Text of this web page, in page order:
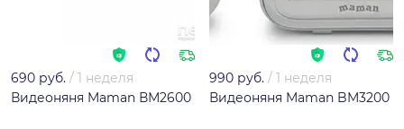
690 руб. / 1 неделя
Видеоняня Maman ВМ2600
990 руб. / 1 неделя
Видеоняня Maman BM3200